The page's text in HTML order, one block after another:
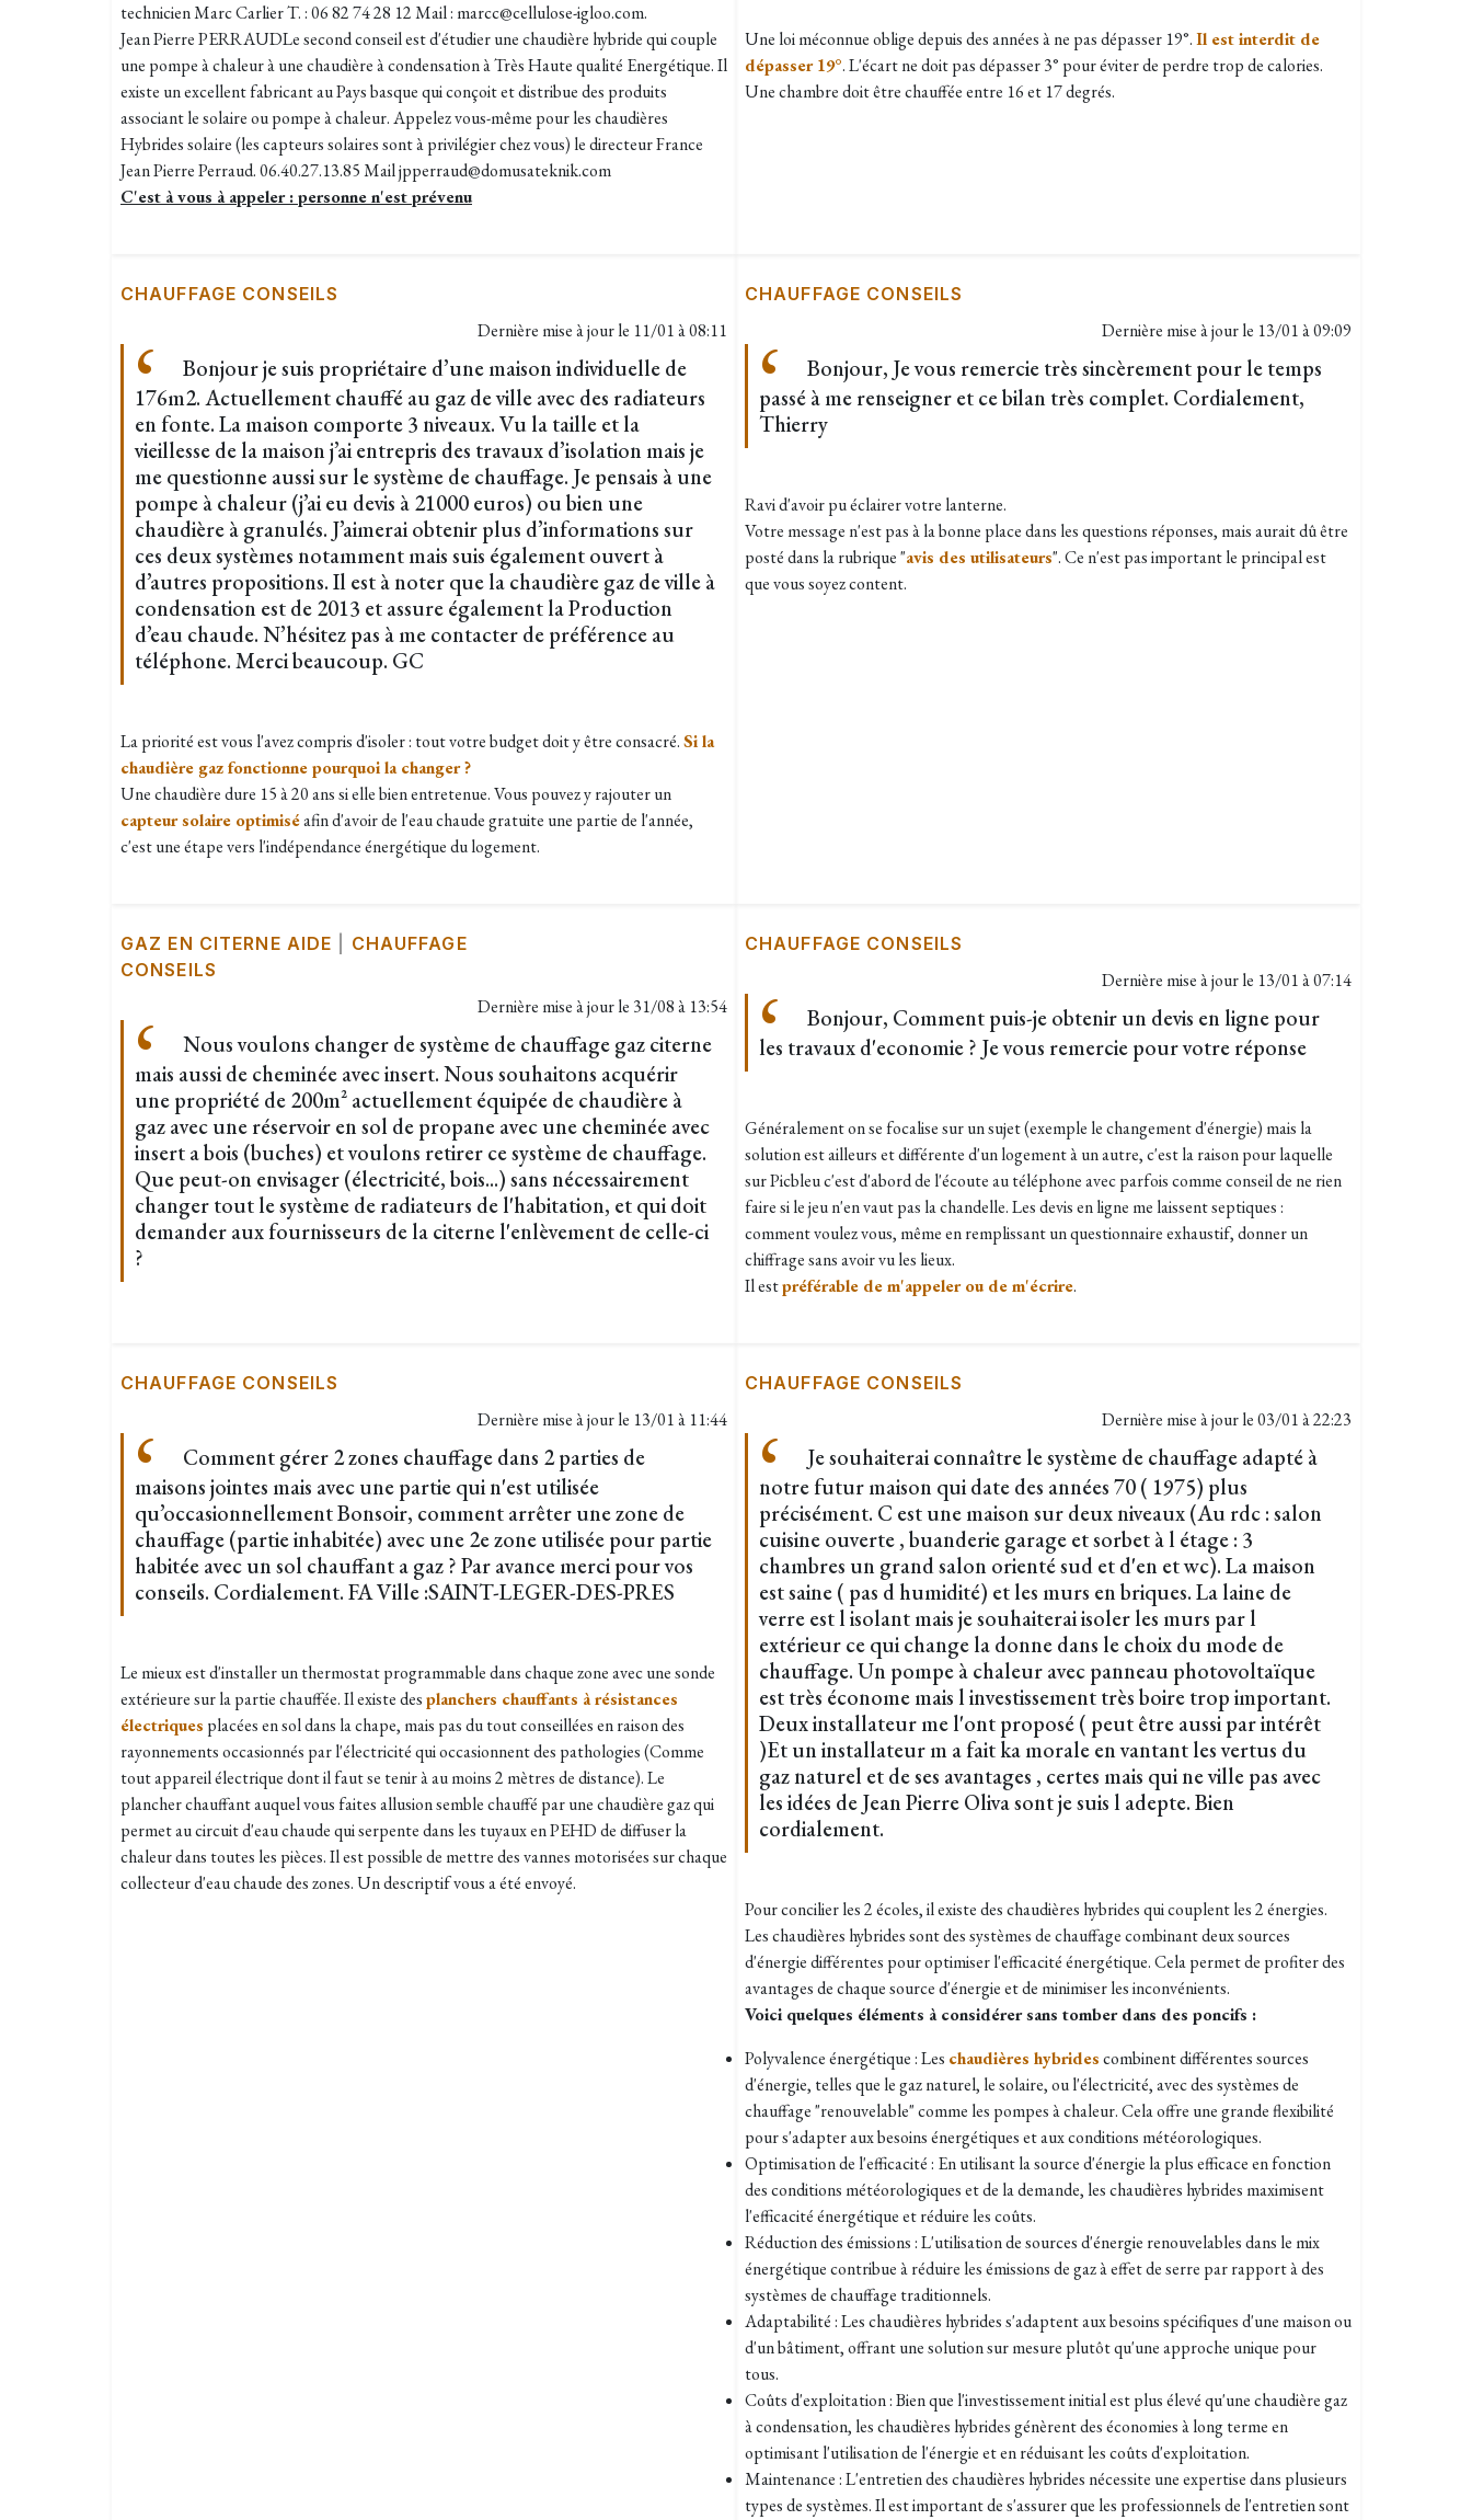
technicien Marc Carlier T. : 06 82 74 28 12 Mail : marcc@cellulose-igloo.com.
Jean Pierre PERRAUDLe second conseil est d'étudier une chaudière hybride qui couple
une pompe à chaleur à une chaudière à condensation à Très Haute qualité Energétique. Il
existe un excellent fabricant au Pays basque qui conçoit et distribue des produits
associant le solaire ou pompe à chaleur. Appelez vous-même pour les chaudières
Hybrides solaire (les capteurs solaires sont à privilégier chez vous) le directeur France
Jean Pierre Perraud. 06.40.27.13.85 Mail jpperraud@domusateknik.com
C'est à vous à appeler : personne n'est prévenu
Une loi méconnue oblige depuis des années à ne pas dépasser 19°.Il est interdit de
dépasser 19°. L'écart ne doit pas dépasser 3° pour éviter de perdre trop de calories.
Une chambre doit être chauffée entre 16 et 17 degrés.
CHAUFFAGE CONSEILS
Dernière mise à jour le 11/01 à 08:11
Bonjour je suis propriétaire d’une maison individuelle de
176m2. Actuellement chauffé au gaz de ville avec des radiateurs
en fonte. La maison comporte 3 niveaux. Vu la taille et la
vieillesse de la maison j’ai entrepris des travaux d’isolation mais je
me questionne aussi sur le système de chauffage. Je pensais à une
pompe à chaleur (j’ai eu devis à 21000 euros) ou bien une
chaudière à granulés. J’aimerai obtenir plus d’informations sur
ces deux systèmes notamment mais suis également ouvert à
d’autres propositions. Il est à noter que la chaudière gaz de ville à
condensation est de 2013 et assure également la Production
d’eau chaude. N’hésitez pas à me contacter de préférence au
téléphone. Merci beaucoup. GC
La priorité est vous l'avez compris d'isoler : tout votre budget doit y être consacré.Si la
chaudière gaz fonctionne pourquoi la changer ?
Une chaudière dure 15 à 20 ans si elle bien entretenue. Vous pouvez y rajouter un
capteur solaire optimiséafin d'avoir de l'eau chaude gratuite une partie de l'année,
c'est une étape vers l'indépendance énergétique du logement.
CHAUFFAGE CONSEILS
Dernière mise à jour le 13/01 à 09:09
Bonjour, Je vous remercie très sincèrement pour le temps
passé à me renseigner et ce bilan très complet. Cordialement,
Thierry
Ravi d'avoir pu éclairer votre lanterne.
Votre message n'est pas à la bonne place dans les questions réponses, mais aurait dû être
posté dans la rubrique "avis des utilisateurs". Ce n'est pas important le principal est
que vous soyez content.
GAZ EN CITERNE AIDE
CHAUFFAGE
CONSEILS
Dernière mise à jour le 31/08 à 13:54
Nous voulons changer de système de chauffage gaz citerne
mais aussi de cheminée avec insert. Nous souhaitons acquérir
une propriété de 200m² actuellement équipée de chaudière à
gaz avec une réservoir en sol de propane avec une cheminée avec
insert a bois (buches) et voulons retirer ce système de chauffage.
Que peut-on envisager (électricité, bois...) sans nécessairement
changer tout le système de radiateurs de l'habitation, et qui doit
demander aux fournisseurs de la citerne l'enlèvement de celle-ci
?
CHAUFFAGE CONSEILS
Dernière mise à jour le 13/01 à 07:14
Bonjour, Comment puis-je obtenir un devis en ligne pour
les travaux d'economie ? Je vous remercie pour votre réponse
Généralement on se focalise sur un sujet (exemple le changement d'énergie) mais la
solution est ailleurs et différente d'un logement à un autre, c'est la raison pour laquelle
sur Picbleu c'est d'abord de l'écoute au téléphone avec parfois comme conseil de ne rien
faire si le jeu n'en vaut pas la chandelle. Les devis en ligne me laissent septiques :
comment voulez vous, même en remplissant un questionnaire exhaustif, donner un
chiffrage sans avoir vu les lieux.
Il estpréférable de m'appeler ou de m'écrire.
CHAUFFAGE CONSEILS
Dernière mise à jour le 13/01 à 11:44
Comment gérer 2 zones chauffage dans 2 parties de
maisons jointes mais avec une partie qui n'est utilisée
qu’occasionnellement Bonsoir, comment arrêter une zone de
chauffage (partie inhabitée) avec une 2e zone utilisée pour partie
habitée avec un sol chauffant a gaz ? Par avance merci pour vos
conseils. Cordialement. FA Ville :SAINT-LEGER-DES-PRES
Le mieux est d'installer un thermostat programmable dans chaque zone avec une sonde
extérieure sur la partie chauffée. Il existe desplanchers chauffants à résistances
électriques placées en sol dans la chape, mais pas du tout conseillées en raison des
rayonnements occasionnés par l'électricité qui occasionnent des pathologies (Comme
tout appareil électrique dont il faut se tenir à au moins 2 mètres de distance). Le
plancher chauffant auquel vous faites allusion semble chauffé par une chaudière gaz qui
permet au circuit d'eau chaude qui serpente dans les tuyaux en PEHD de diffuser la
chaleur dans toutes les pièces. Il est possible de mettre des vannes motorisées sur chaque
collecteur d'eau chaude des zones. Un descriptif vous a été envoyé.
CHAUFFAGE CONSEILS
Dernière mise à jour le03/01 à 22:23
Je souhaiterai connaître le système de chauffage adapté à
notre futur maison qui date des années 70 ( 1975) plus
précisément. C est une maison sur deux niveaux (Au rdc : salon
cuisine ouverte , buanderie garage et sorbet à l étage : 3
chambres un grand salon orienté sud et d'en et wc). La maison
est saine ( pas d humidité) et les murs en briques. La laine de
verre est l isolant mais je souhaiterai isoler les murs par l
extérieur ce qui change la donne dans le choix du mode de
chauffage. Un pompe à chaleur avec panneau photovoltaïque
est très économe mais l investissement très boire trop important.
Deux installateur me l'ont proposé ( peut être aussi par intérêt
)Et un installateur m a fait ka morale en vantant les vertus du
gaz naturel et de ses avantages , certes mais qui ne ville pas avec
les idées de Jean Pierre Oliva sont je suis l adepte. Bien
cordialement.
Pour concilier les 2 écoles, il existe des chaudières hybrides qui couplent les 2 énergies.
Les chaudières hybrides sont des systèmes de chauffage combinant deux sources
d'énergie différentes pour optimiser l'efficacité énergétique. Cela permet de profiter des
avantages de chaque source d'énergie et de minimiser les inconvénients.
Voici quelques éléments à considérer sans tomber dans des poncifs :
Polyvalence énergétique : Les chaudières hybridescombinent différentes sources
d'énergie, telles que le gaz naturel, le solaire, ou l'électricité, avec des systèmes de
chauffage "renouvelable" comme les pompes à chaleur. Cela offre une grande flexibilité
pour s'adapter aux besoins énergétiques et aux conditions météorologiques.
Optimisation de l'efficacité : En utilisant la source d'énergie la plus efficace en fonction
des conditions météorologiques et de la demande, les chaudières hybrides maximisent
l'efficacité énergétique et réduire les coûts.
Réduction des émissions : L'utilisation de sources d'énergie renouvelables dans le mix
énergétique contribue à réduire les émissions de gaz à effet de serre par rapport à des
systèmes de chauffage traditionnels.
Adaptabilité : Les chaudières hybrides s'adaptent aux besoins spécifiques d'une maison ou
d'un bâtiment, offrant une solution sur mesure plutôt qu'une approche unique pour
tous.
Coûts d'exploitation : Bien que l'investissement initial est plus élevé qu'une chaudière gaz
à condensation, les chaudières hybrides génèrent des économies à long terme en
optimisant l'utilisation de l'énergie et en réduisant les coûts d'exploitation.
Maintenance : L'entretien des chaudières hybrides nécessite une expertise dans plusieurs
types de systèmes. Il est important de s'assurer que les professionnels de l'entretien sont